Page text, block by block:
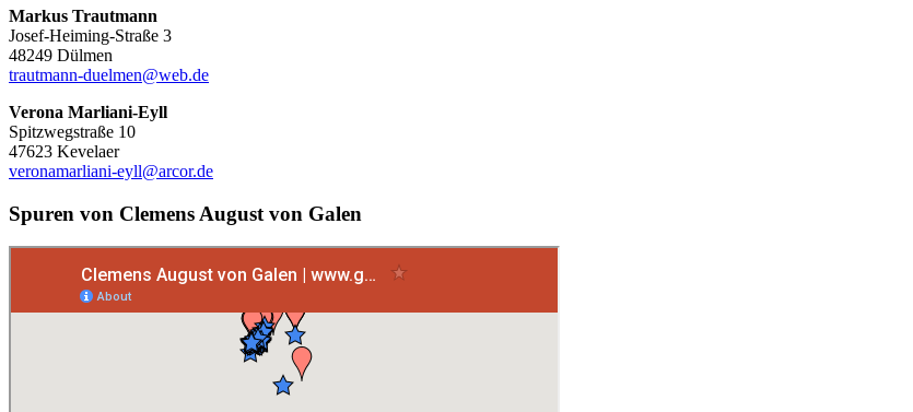
Markus Trautmann
Josef-Heiming-Straße 3
48249 Dülmen
trautmann-duelmen@web.de
Verona Marliani-Eyll
Spitzwegstraße 10
47623 Kevelaer
veronamarliani-eyll@arcor.de
Spuren von Clemens August von Galen